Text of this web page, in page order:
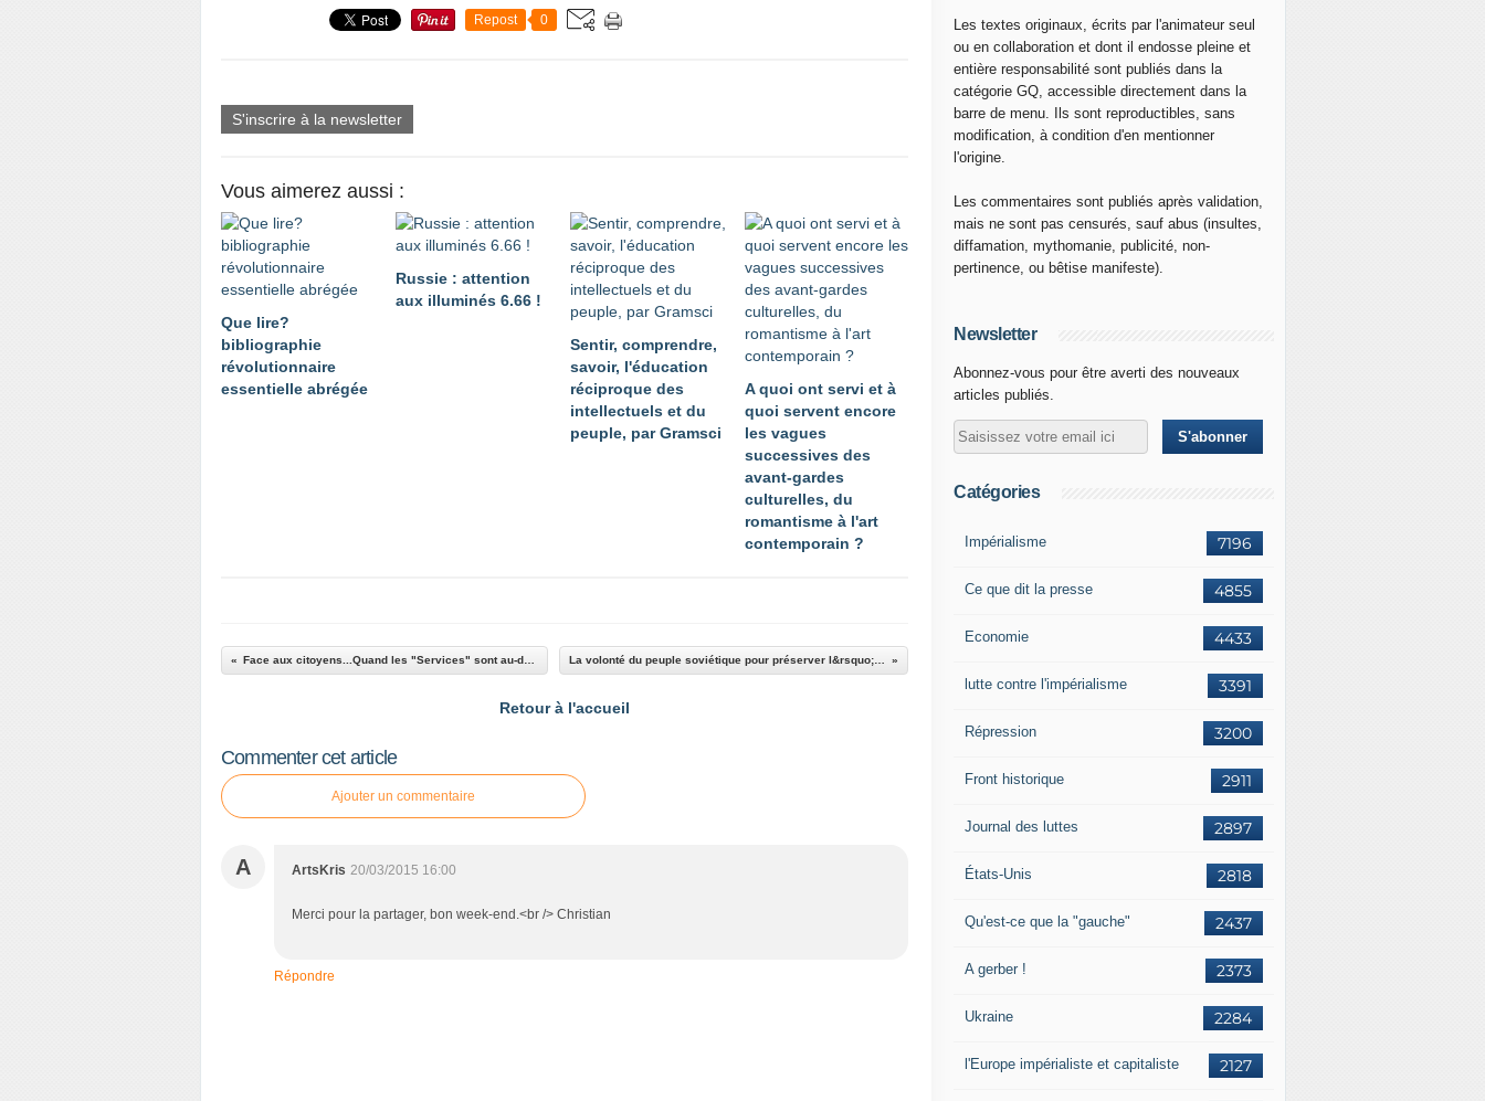
Repost 0
S'inscrire à la newsletter
Vous aimerez aussi :
Que lire?
bibliographie
révolutionnaire
essentielle abrégée
Russie : attention
aux illuminés 6.66 !
Sentir, comprendre,
savoir, l'éducation
réciproque des
intellectuels et du
peuple, par Gramsci
A quoi ont servi et à
quoi servent encore
les vagues
successives des
avant-gardes
culturelles, du
romantisme à l'art
contemporain ?
Retour à l'accueil
Commenter cet article
Ajouter un commentaire
A ArtsKris 20/03/2015 16:00
Merci pour la partager, bon week-end.<br /> Christian
Répondre
Les textes originaux, écrits par l'animateur seul
ou en collaboration et dont il endosse pleine et
entière responsabilité sont publiés dans la
catégorie GQ, accessible directement dans la
barre de menu. Ils sont reproductibles, sans
modification, à condition d'en mentionner
l'origine.
Les commentaires sont publiés après validation,
mais ne sont pas censurés, sauf abus (insultes,
diffamation, mythomanie, publicité, non-
pertinence, ou bêtise manifeste).
Newsletter
Abonnez-vous pour être averti des nouveaux
articles publiés.
Catégories
7196
Impérialisme
4855
Ce que dit la presse
4433
Economie
3391
lutte contre l'impérialisme
3200
Répression
2911
Front historique
2897
Journal des luttes
2818
États-Unis
2437
Qu'est-ce que la "gauche"
2373
A gerber !
2284
Ukraine
2127
l'Europe impérialiste et capitaliste